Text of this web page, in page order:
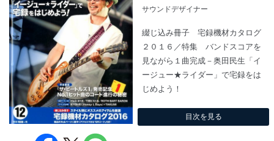
サウンドデザイナー
綴じ込み冊子 宅録機材カタログ
２０１６／特集 バンドスコアを
見ながら１曲完成－奥田民生「イ
ージュー★ライダー」で宅録をは
じめよう！
目次を見る